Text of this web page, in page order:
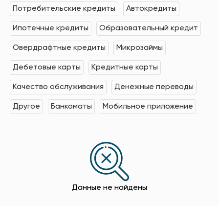
Потребительские кредиты Автокредиты
Ипотечные кредиты Образовательный кредит
Овердрафтные кредиты Микрозаймы
Дебетовые карты Кредитные карты
Качество обслуживания Денежные переводы
Другое Банкоматы Мобильное приложение
Данные не найдены